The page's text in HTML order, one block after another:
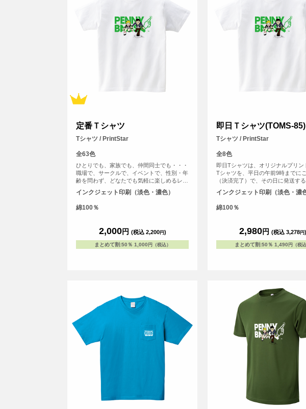
定番Ｔシャツ
Tシャツ / PrintStar
全63色
ひとりでも、家族でも、仲間同士でも・・・
職場で、サークルで、イベントで、性別・年
齢を問わず、どなたでも気軽に楽しめるレギ
ュラーシルエット。適度な厚みが着崩れを防
ぎ、快適さが持続するようにつくられたTシ
ャツです。豊富なカラーサイズバリエーショ
ンの中からお選びいただけます。
インクジェット印刷（淡色・濃色）
綿100％
2,000円 (税込 2,200円)
まとめて割:50％ 1,000 円（税込）
即日Ｔシャツ(TOMS-85)
Tシャツ / PrintStar
全8色
即日Tシャツは、オリジナルプリン
Tシャツを、平日の午前9時までに
（決済完了）で、その日に発送する
サービスです！急なイベント、注文
すぐに欲しい！など、時間がない時
もちろんフルカラープリントしたオ
Tシャツが作れます。 Tシャツは人
インクジェット印刷（淡色・濃色
綿100％
2,980円 (税込 3,278円)
まとめて割:50％ 1,490 円（税込